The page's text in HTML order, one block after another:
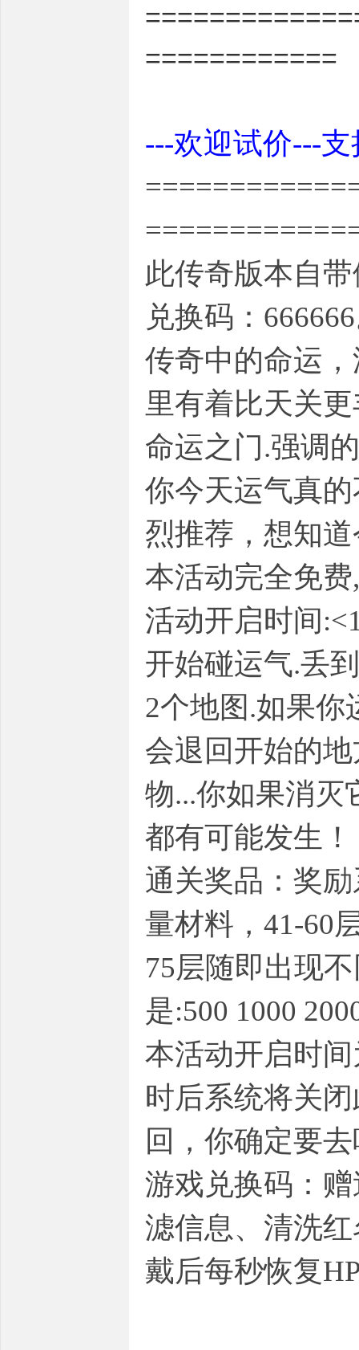
============
---欢迎试价---
此传奇版本自
兑换码：
传奇中的命运
里有着比天关
命运之门.强调
你今天运气真
烈推荐，想知
本活动完全免
活动开启时间
开始碰运气.丢
2个地图.如果你
会退回开始的
物...你如果消灭
都有可能发生！
通关奖品：奖
量材料，41-60
75层随即出现
是:500 1000
本活动开启时
时后系统将关
回，你确定要去
游戏兑换码：
滤信息、清洗
戴后每秒恢复